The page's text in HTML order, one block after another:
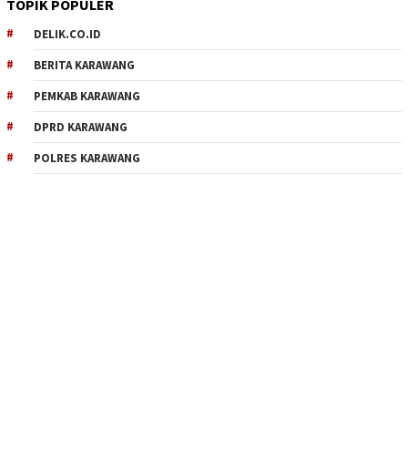
TOPIK POPULER
DELIK.CO.ID
BERITA KARAWANG
PEMKAB KARAWANG
DPRD KARAWANG
POLRES KARAWANG